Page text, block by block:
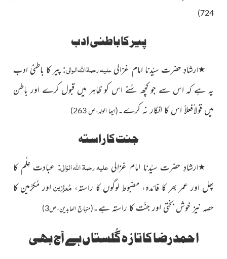
724)
پیر کا باطنی ادب
٭ارشادِ حضرت سیّدنا امام غزالیعلیہ رحمۃ اللہ الوالی: پیر کا باطنی ادب
یہ ہے کہ اس سے جو کچھ سُنے اس کو ظاہر میں قبول کرے اور باطن
میں قولا ًفعلاً اس کا انکار نہ کرے۔(ایھا الولد،ص 263)
جنت کا راستہ
٭ارشادِ حضرت سیّدنا امام غزالی علیہ رحمۃ اللہ الوَالی: عبادت عِلْم کا
پھل اور عمر بھر کا فائدہ، مضبوط لوگوں کا راستہ، مُعزَّزیناور مُکرَّمین کا
حصہ نیز خوش بختی اور جنّت کا راستہ ہے۔(منہاج العابدین،ص3)
احمد رضا کا تازہ گُلستاں ہے آج بھی